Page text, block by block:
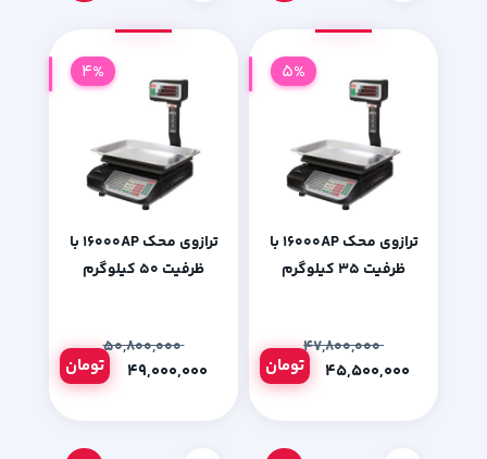
ترازوی محک 16000AP با
ظرفیت 35 کیلوگرم
۴۷,۸۰۰,۰۰۰
تومان
5%
ترازوی محک 16000AP با
ظرفیت 50 کیلوگرم
۵۰,۸۰۰,۰۰۰
تومان
4%